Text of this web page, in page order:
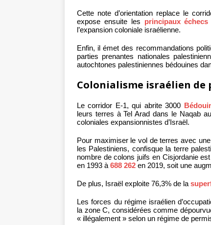
Cette note d’orientation replace le
expose ensuite les principaux échecs
l’expansion coloniale israélienne.
Enfin, il émet des recommandations
parties prenantes nationales
autochtones palestiniennes bédouines
Colonialisme israélien de
Le corridor E-1, qui abrite 3000
leurs terres à Tel Arad dans le Naqab
coloniales expansionnistes d’Israël.
Pour maximiser le vol de terres avec
les Palestiniens, confisque la terre
nombre de colons juifs en Cisjordanie
en 1993 à 688 262 en 2019, soit une
De plus, Israël exploite 76,3% de la
Les forces du régime israélien
la zone C, considérées comme
« illégalement » selon un régime de